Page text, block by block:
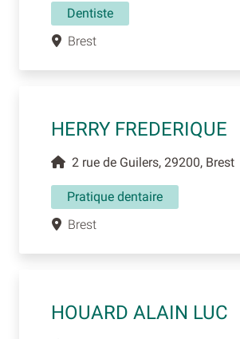
Dentiste
Brest
HERRY FREDERIQUE
2 rue de Guilers, 29200, Brest
Pratique dentaire
Brest
HOUARD ALAIN LUC